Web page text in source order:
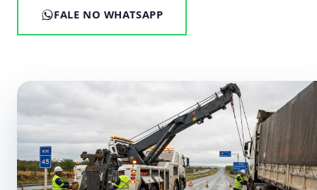
FALE NO WHATSAPP